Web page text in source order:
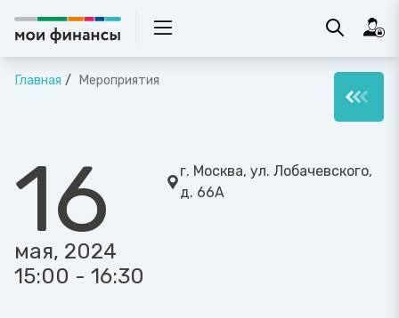
Главная Мероприятия
16
мая, 2024
15:00 - 16:30
г. Москва, ул. Лобачевского,
д. 66А